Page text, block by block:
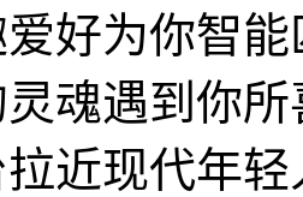
好为你智
魂遇到你
近现代年